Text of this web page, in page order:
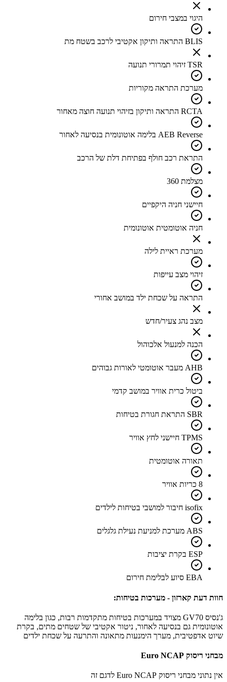
היגוי במצבי חירום
BLIS התראה ותיקון אקטיבי לרכב בשטח מת
TSR זיהוי תמרורי תנועה
מערכת התראה מקוריות
RCTA התראה ותיקון בזיהוי תנועה חוצה מאחור
AEB Reverse בלימה אוטונומית בנסיעה לאחור
התראת רכב חולף בפתיחת דלת של הרכב
מצלמת 360
חיישני חניה היקפיים
חניה אוטומטית אוטונומית
מערכת ראיית לילה
זיהוי מצב עייפות
התראה על שכחת ילד במושב אחורי
מצב נהג צעיר/חדש
הכנה למנעול אלכוהול
AHB מעבר אוטומטי לאורות גבוהים
ביטול כרית אוויר במושב קדמי
SBR התראת חגורת בטיחות
TPMS חיישני לחץ אוויר
תאורה אוטומטית
8 כריות אוויר
isofix חיבור למושבי בטיחות לילדים
ABS מערכת למניעת נעילת גלגלים
ESP בקרת יציבות
EBA סיוע לבלימת חירום
חוות דעת קארזון - מערכות בטיחות:
ג'נסיס GV70 מצויד במערכות בטיחות מתקדמות רבות, כגון בלימה
אוטונומית גם בנסיעה לאחור, ניטור אקטיבי של שטחים מתים, בקרת
שיוט אדפטיבית, מערך הימנעות מתאונה והתרעה על שכחת ילדים
מבחני ריסוק Euro NCAP
אין נתוני מבחני ריסוק Euro NCAP לדגם זה